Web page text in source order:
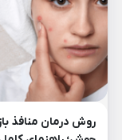
روش درمان منافذ